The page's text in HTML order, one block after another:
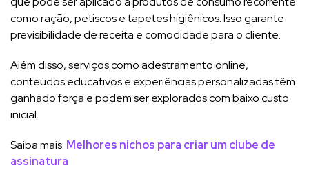
como ração, petiscos e tapetes higiênicos. Isso garante
previsibilidade de receita e comodidade para o cliente.
Além disso, serviços como adestramento online,
conteúdos educativos e experiências personalizadas têm
ganhado força e podem ser explorados com baixo custo
inicial.
Saiba mais: Melhores nichos para criar um clube de
assinatura